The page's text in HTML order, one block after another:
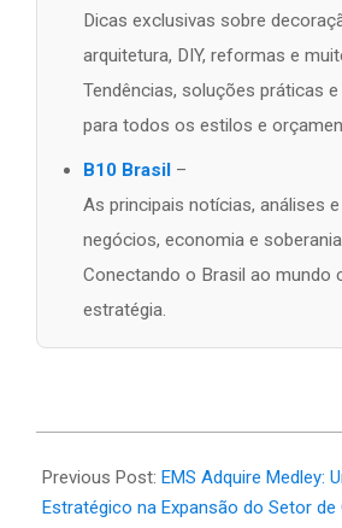
Dicas exclusivas sobre
arquitetura, DIY, reformas e
Tendências, soluções práticas
para todos os estilos e
B10 Brasil –
As principais notícias, análises
negócios, economia e
Conectando o Brasil ao mundo
estratégia.
03-
06
Previous Post: EMS Adquire Medley:
Estratégico na Expansão do Setor de